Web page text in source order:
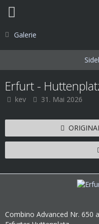
Galerie
Erfurt -
kev 31. Mai 2026
Combino Advanced Nr. 650